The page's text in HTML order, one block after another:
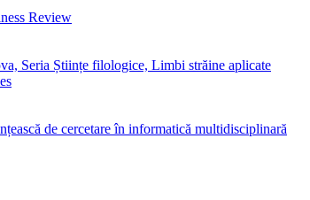
Review
Seria Științe filologice, Limbi străine aplicate
de cercetare în informatică multidisciplinară